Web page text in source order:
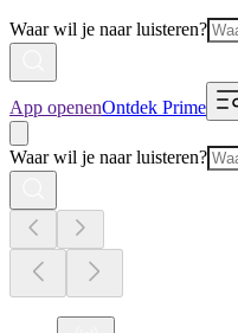
Waar wil je naar luisteren?
App openenOntdek Prime
Waar wil je naar luisteren?